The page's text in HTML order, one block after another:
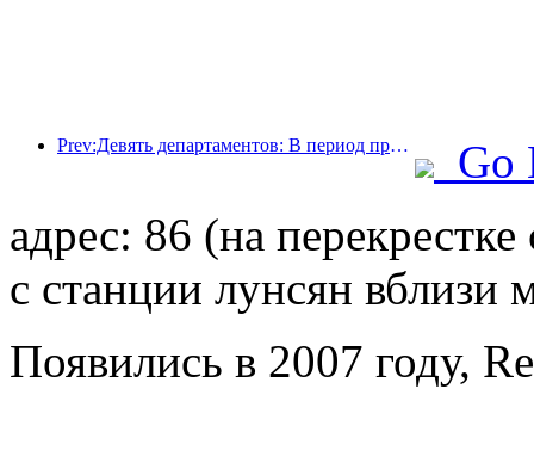
Prev:Девять департаментов: В период празднования Весеннего фестиваля сетевые отели и бутик-отели будут предлагать льготные условия.
Go
адрес: 86 (на
с станции лунсян вблизи
Появились в 2007 году,